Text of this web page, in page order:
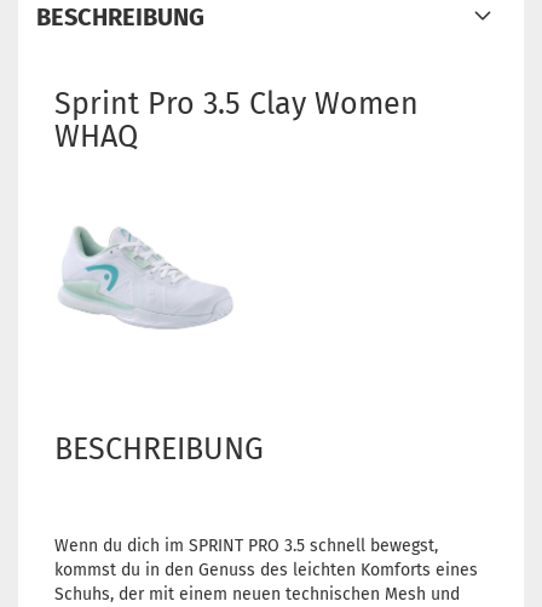
BESCHREIBUNG
Sprint Pro 3.5 Clay Women
WHAQ
BESCHREIBUNG
Wenn du dich im SPRINT PRO 3.5 schnell bewegst,
kommst du in den Genuss des leichten Komforts eines
Schuhs, der mit einem neuen technischen Mesh und